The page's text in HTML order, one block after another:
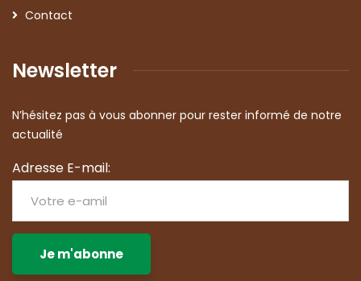
Contact
Newsletter
N’hésitez pas à vous abonner pour rester informé de notre
actualité
Adresse E-mail: